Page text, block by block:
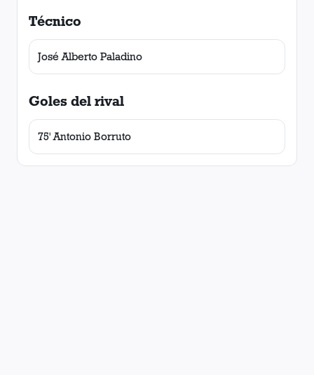
Técnico
José Alberto Paladino
Goles del rival
75' Antonio Borruto